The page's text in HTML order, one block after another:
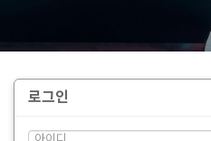
로그인